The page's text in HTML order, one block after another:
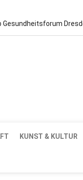
Gesundheitsforum
KUNST & KULTUR